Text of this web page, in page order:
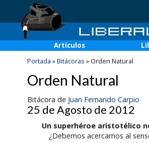
Artículos
Portada »Bitácoras »Orden Natural
Orden Natural
Bitácora de Juan Fernando Carpio
25 de Agosto de 2012
Un superhéroe aristotélico
¿Debemos acercarnos al